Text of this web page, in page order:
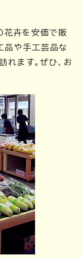
花卉を安価で販
品や手工芸品な
れます。ぜひ、お